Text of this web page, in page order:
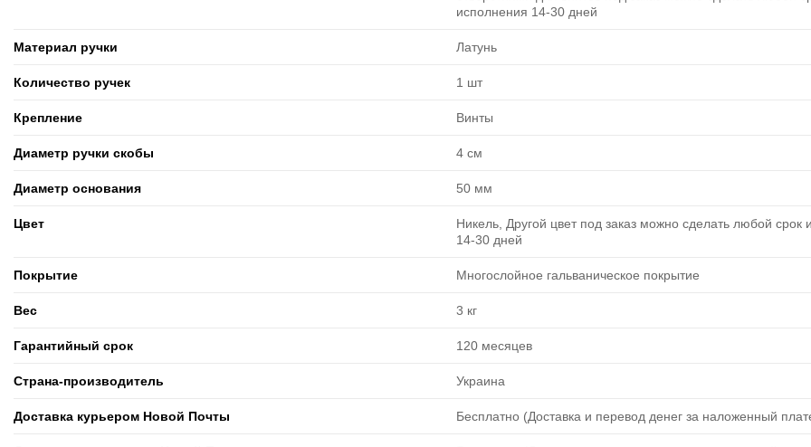
исполнения 14-30 дней
Материал ручки Латунь
Количество ручек 1 шт
Крепление Винты
Диаметр ручки скобы 4 см
Диаметр основания 50 мм
Цвет
Никель, Другой цвет под заказ можно сделать любой срок
14-30 дней
Покрытие Многослойное гальваническое покрытие
Вес 3 кг
Гарантийный срок 120 месяцев
Страна-производитель Украина
Доставка курьером Новой Почты Бесплатно (Доставка и перевод денег за наложенный